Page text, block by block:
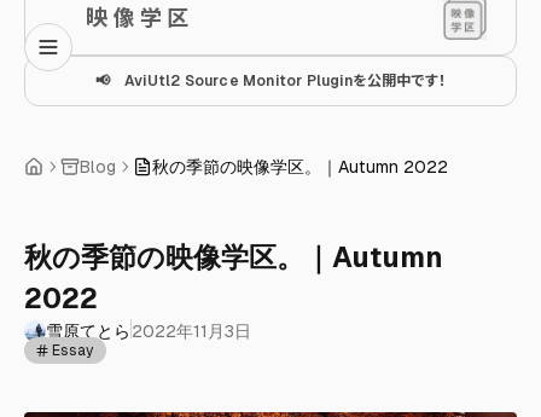
映 像 学 区
📢 AviUtl2 Source Monitor Pluginを公開中です！
Blog 秋の季節の映像学区。｜Autumn 2022
秋の季節の映像学区。｜Autumn
2022
雪原てとら 2022年11月3日
Essay